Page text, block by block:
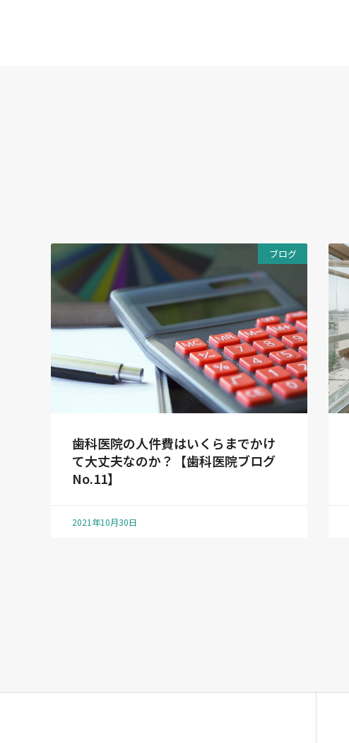
ブログ
歯科医院の人件費はいくらまでかけ
て大丈夫なのか？【歯科医院ブログ
No.11】
2021年10月30日